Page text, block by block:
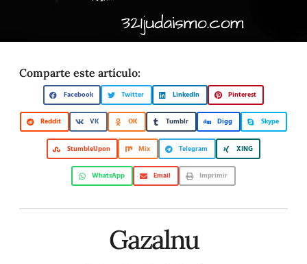
Comparte este artículo:
Facebook Twitter LinkedIn Pinterest
Reddit VK OK Tumblr Digg Skype
StumbleUpon Mix Telegram XING
WhatsApp Email Imprimir
Gazalnu